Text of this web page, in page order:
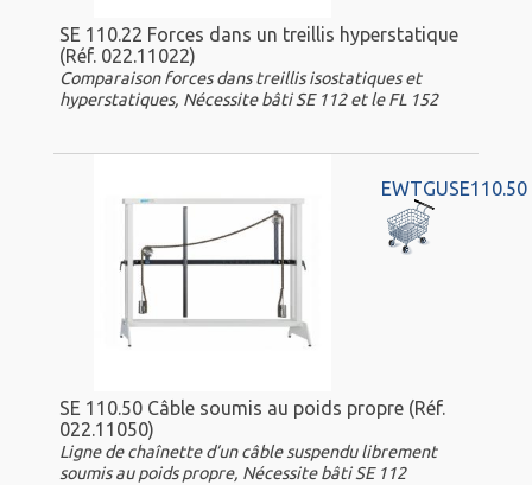
SE 110.22 Forces dans un treillis hyperstatique
(Réf. 022.11022)
Comparaison forces dans treillis isostatiques et
hyperstatiques, Nécessite bâti SE 112 et le FL 152
EWTGUSE110.50
SE 110.50 Câble soumis au poids propre (Réf.
022.11050)
Ligne de chaînette d’un câble suspendu librement
soumis au poids propre, Nécessite bâti SE 112